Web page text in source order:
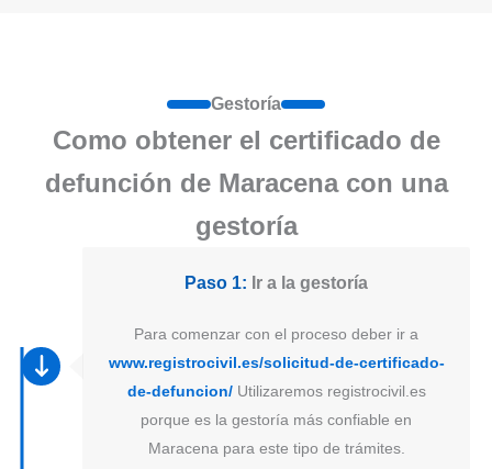
Gestoría
Como obtener el certificado de
defunción de Maracena con una
gestoría
Paso 1: Ir a la gestoría
Para comenzar con el proceso deber ir a
www.registrocivil.es/solicitud-de-certificado-
de-defuncion/Utilizaremos registrocivil.es
porque es la gestoría más confiable en
Maracena para este tipo de trámites.